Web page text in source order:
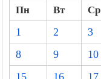
Пн Вт Ср
1
2 3
8
9 10